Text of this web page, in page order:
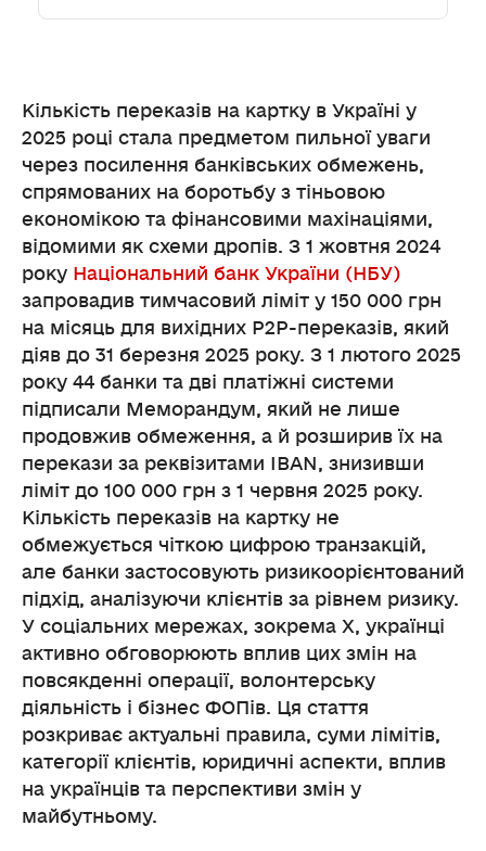
Кількість переказів на картку в Україні у
2025 році стала предметом пильної уваги
через посилення банківських обмежень,
спрямованих на боротьбу з тіньовою
економікою та фінансовими махінаціями,
відомими як схеми дропів. З 1 жовтня 2024
року Національний банк України (НБУ)
запровадив тимчасовий ліміт у 150 000 грн
на місяць для вихідних P2P-переказів, який
діяв до 31 березня 2025 року. З 1 лютого 2025
року 44 банки та дві платіжні системи
підписали Меморандум, який не лише
продовжив обмеження, а й розширив їх на
перекази за реквізитами IBAN, знизивши
ліміт до 100 000 грн з 1 червня 2025 року.
Кількість переказів на картку не
обмежується чіткою цифрою транзакцій,
але банки застосовують ризикоорієнтований
підхід, аналізуючи клієнтів за рівнем ризику.
У соціальних мережах, зокрема X, українці
активно обговорюють вплив цих змін на
повсякденні операції, волонтерську
діяльність і бізнес ФОПів. Ця стаття
розкриває актуальні правила, суми лімітів,
категорії клієнтів, юридичні аспекти, вплив
на українців та перспективи змін у
майбутньому.